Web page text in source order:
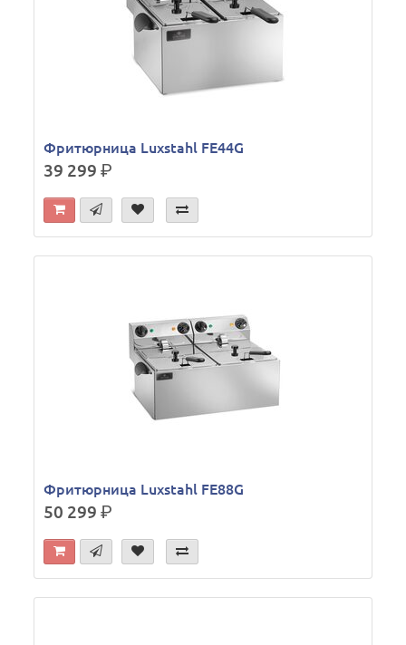
Фритюрница Luxstahl FE44G
39 299р.
Фритюрница Luxstahl FE88G
50 299р.